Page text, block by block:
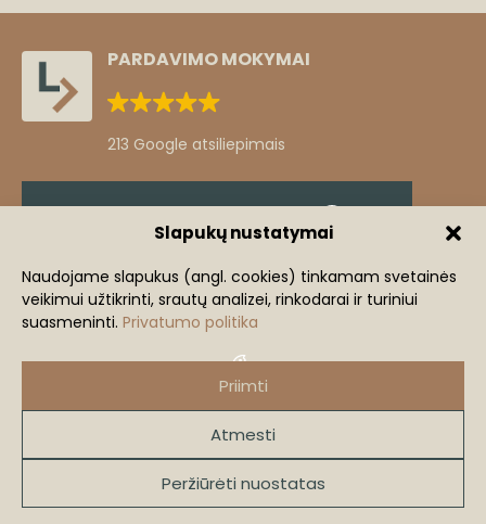
Slapukų nustatymai
Naudojame slapukus (angl. cookies) tinkamam svetainės
veikimui užtikrinti, srautų analizei, rinkodarai ir turiniui
suasmeninti. Privatumo politika
Priimti
Atmesti
Peržiūrėti nuostatas
Žingsnis iš komforto zonos
Mindaugas Lastauskas
+370 686 91240
mindaugas@lastauskas.lt
2026 lastauskas.ltVISOS TEISĖS SAUGOMOS.
PARDAVIMO MOKYMAI
213 Google atsiliepimais
Klientų atsiliepimai